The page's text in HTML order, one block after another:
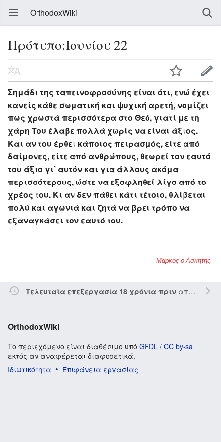
OrthodoxWiki
Πρότυπο:Ιουνίου 22
Σημάδι της ταπεινοφροσύνης είναι ότι, ενώ έχει
κανείς κάθε σωματική και ψυχική αρετή, νομίζει
πως χρωστά περισσότερα στο Θεό, γιατί με τη
χάρη Του έλαβε πολλά χωρίς να είναι άξιος.
Και αν του έρθει κάποιος πειρασμός, είτε από
δαίμονες, είτε από ανθρώπους, θεωρεί τον εαυτό
του άξιο γι’ αυτόν και για άλλους ακόμα
περισσότερους, ώστε να εξοφληθεί λίγο από το
χρέος του. Κι αν δεν πάθει κάτι τέτοιο, θλίβεται
πολύ και αγωνιά και ζητά να βρει τρόπο να
εξαναγκάσει τον εαυτό του.
Μάρκος ο Ασκητής
Τελευταία επεξεργασία 18 χρόνια πριναπό τον την
OrthodoxWiki
Το περιεχόμενο είναι διαθέσιμο υπό GFDL / CC by-sa
εκτός αν αναφέρεται διαφορετικά.
Ιδιωτικότητα
Επιφάνεια εργασίας